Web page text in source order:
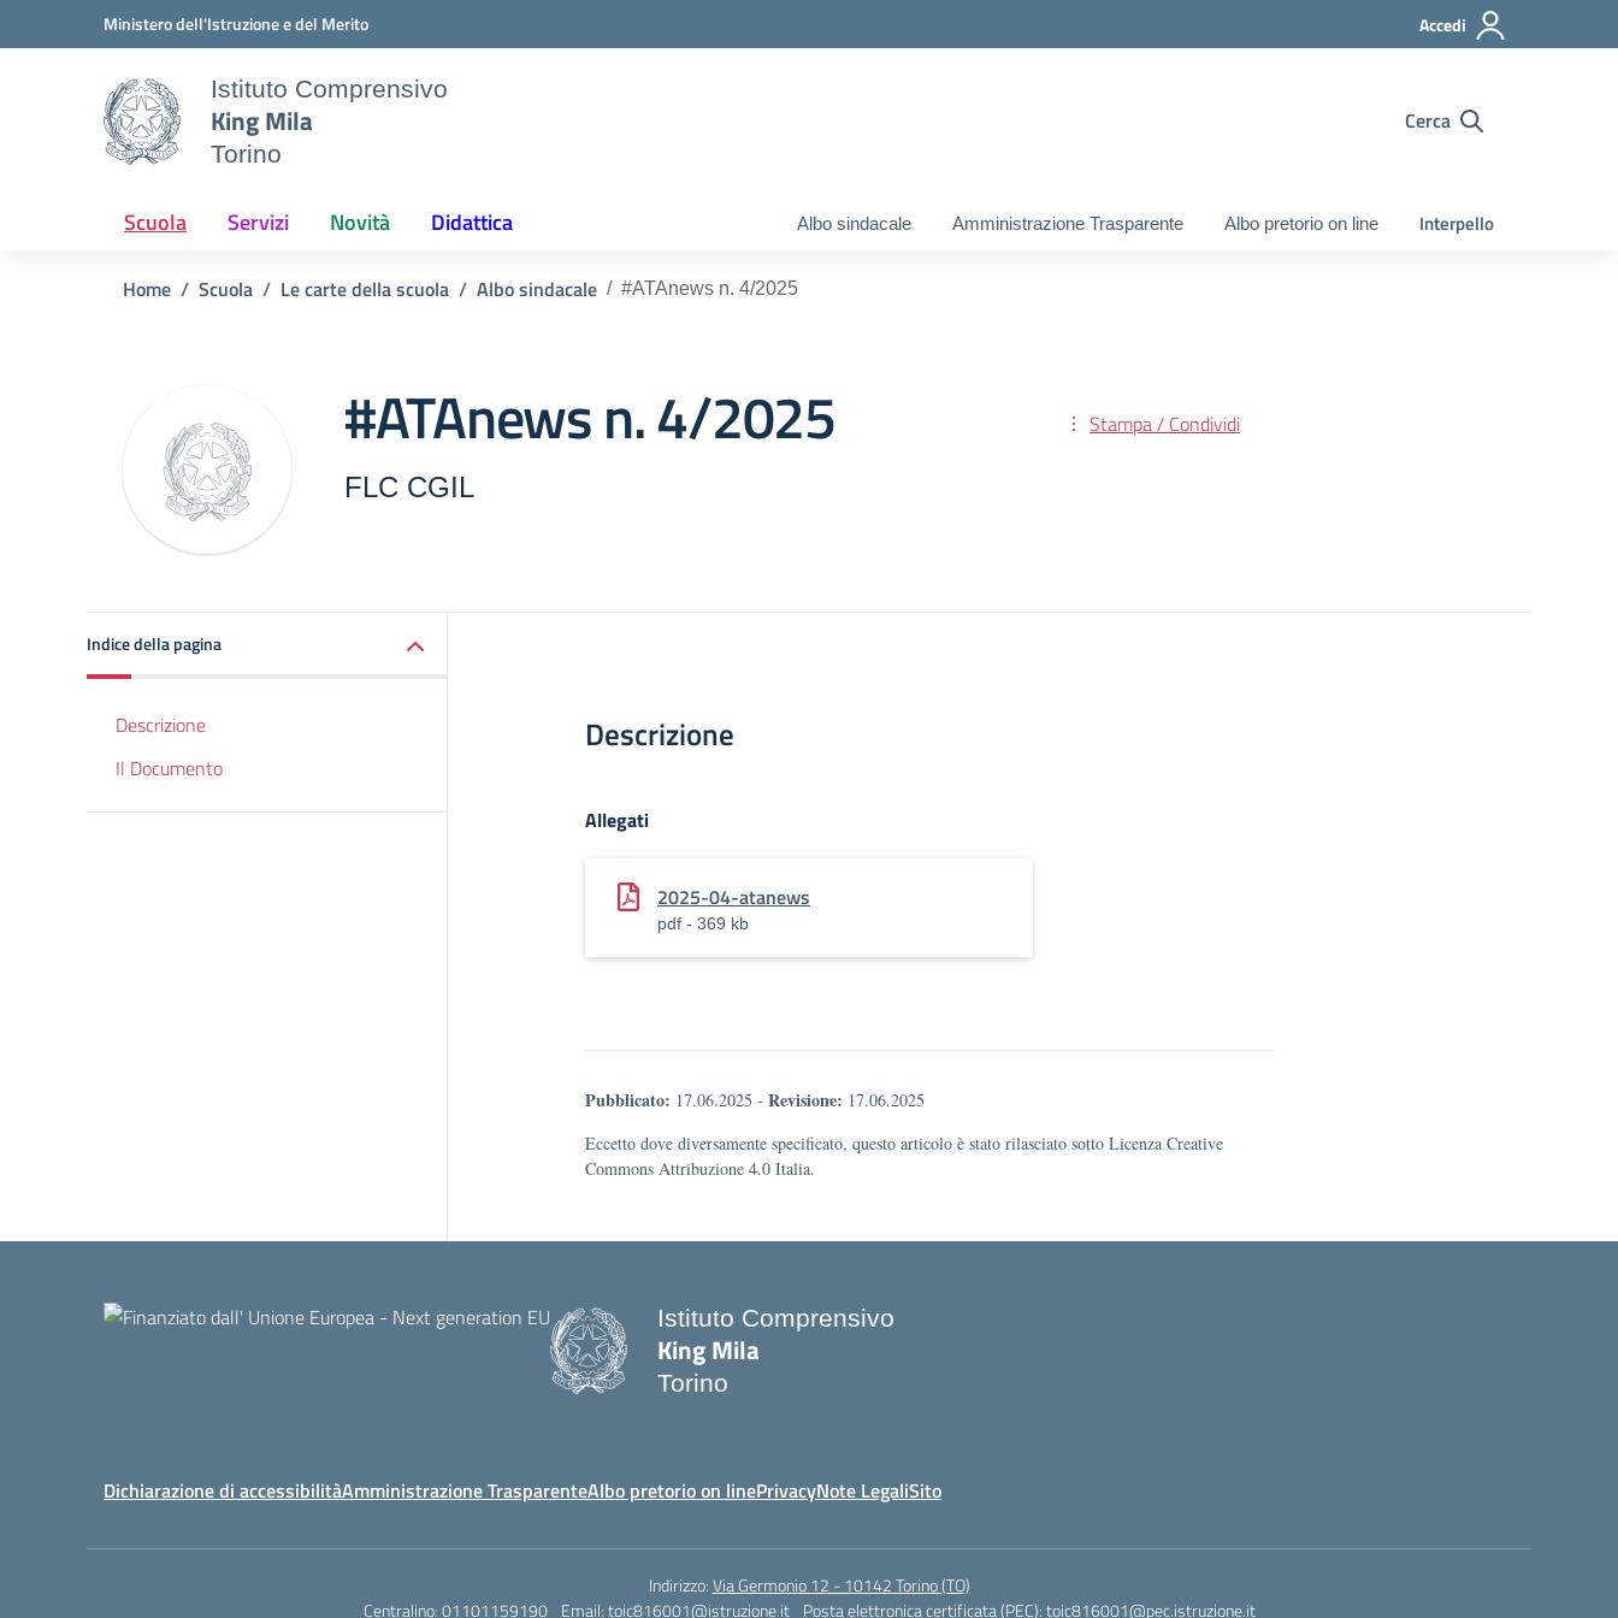
Vai ai contenuti
Vai al menu di navigazioneMinistero dell'Istruzione e del Merito Accedi
Istituto Comprensivo
King Mila
Torino
Cerca
Scuola Servizi Novità Didattica Albo sindacale Amministrazione Trasparente Albo pretorio on line Interpello
Home Scuola Le carte della scuola Albo sindacale #ATAnews n. 4/2025
#ATAnews n. 4/2025
FLC CGIL
Stampa / Condividi
Indice della pagina
Descrizione
Il Documento
Descrizione
Allegati
2025-04-atanews
pdf - 369 kb
Pubblicato: 17.06.2025 - Revisione: 17.06.2025
Eccetto dove diversamente specificato, questo articolo è stato rilasciato sotto Licenza Creative
Commons Attribuzione 4.0 Italia.
Istituto Comprensivo
King Mila
Torino
Dichiarazione di accessibilitàAmministrazione TrasparenteAlbo pretorio on linePrivacyNote LegaliSito
Indirizzo:Via Germonio 12 - 10142 Torino (TO)
Centralino:01101159190 Email:toic816001@istruzione.it Posta elettronica certificata (PEC):toic816001@pec.istruzione.it